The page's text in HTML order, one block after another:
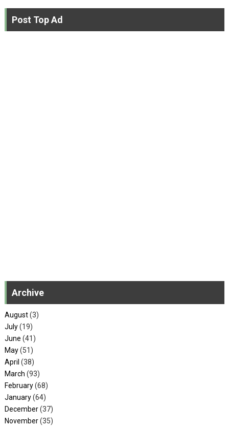
Post Top Ad
Archive
August(3)
July(19)
June (41)
May(51)
April (38)
March (93)
February(68)
January(64)
December(37)
November(35)